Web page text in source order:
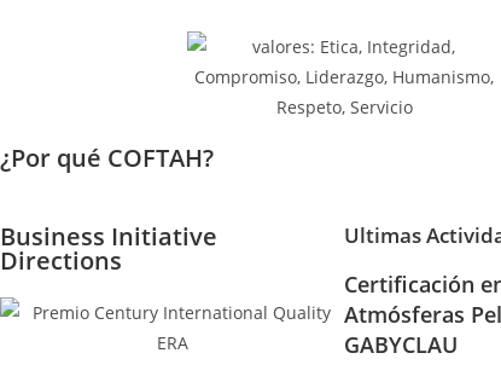
¿Por qué COFTAH?
Business Initiative
Directions
Ultimas
Certificación
Atmósferas
GABYCLAU